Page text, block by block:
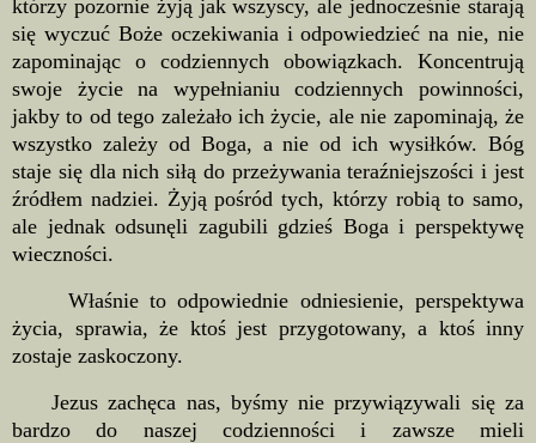
którzy pozornie żyją jak wszyscy, ale jednocześnie starają
się wyczuć Boże oczekiwania i odpowiedzieć na nie, nie
zapominając o codziennych obowiązkach. Koncentrują
swoje życie na wypełnianiu codziennych powinności,
jakby to od tego zależało ich życie, ale nie zapominają, że
wszystko zależy od Boga, a nie od ich wysiłków. Bóg
staje się dla nich siłą do przeżywania teraźniejszości i jest
źródłem nadziei. Żyją pośród tych, którzy robią to samo,
ale jednak odsunęli zagubili gdzieś Boga i perspektywę
wieczności.
Właśnie to odpowiednie odniesienie, perspektywa
życia, sprawia, że ktoś jest przygotowany, a ktoś inny
zostaje zaskoczony.
Jezus zachęca nas, byśmy nie przywiązywali się za
bardzo do naszej codzienności i zawsze mieli